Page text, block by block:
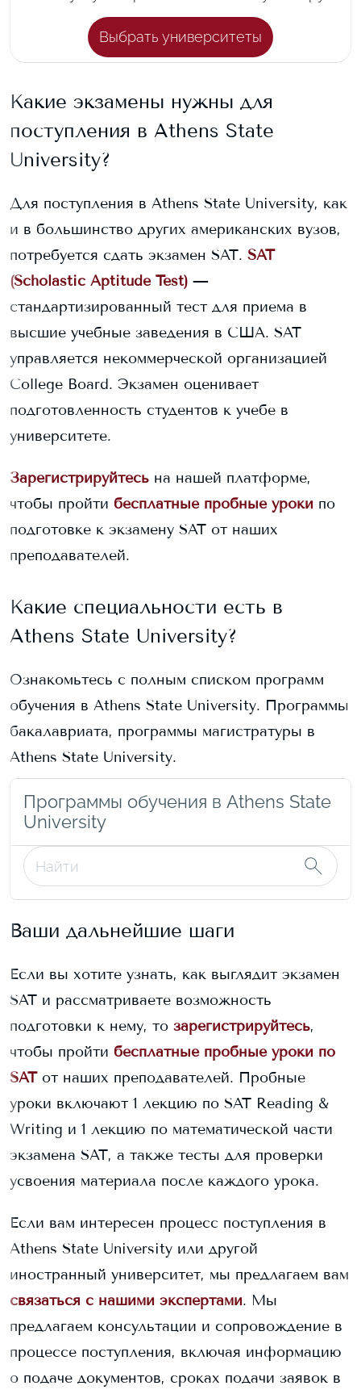
Выбрать университеты
Какие экзамены нужны для
поступления в Athens State
University?
Для поступления в Athens State University, как
и в большинство других американских вузов,
потребуется сдать экзамен SAT. SAT
(Scholastic Aptitude Test) —
стандартизированный тест для приема в
высшие учебные заведения в США. SAT
управляется некоммерческой организацией
College Board. Экзамен оценивает
подготовленность студентов к учебе в
университете.
Зарегистрируйтесь на нашей платформе,
чтобы пройти бесплатные пробные уроки по
подготовке к экзамену SAT от наших
преподавателей.
Какие специальности есть в
Athens State University?
Ознакомьтесь с полным списком программ
обучения в Athens State University. Программы
бакалавриата, программы магистратуры в
Athens State University.
Программы обучения в Athens State
University
Ваши дальнейшие шаги
Если вы хотите узнать, как выглядит экзамен
SAT и рассматриваете возможность
подготовки к нему, то зарегистрируйтесь,
чтобы пройти бесплатные пробные уроки по
SAT от наших преподавателей. Пробные
уроки включают 1 лекцию по SAT Reading &
Writing и 1 лекцию по математической части
экзамена SAT, а также тесты для проверки
усвоения материала после каждого урока.
Если вам интересен процесс поступления в
Athens State University или другой
иностранный университет, мы предлагаем вам
связаться с нашими экспертами. Мы
предлагаем консультации и сопровождение в
процессе поступления, включая информацию
о подаче документов, сроках подачи заявок в